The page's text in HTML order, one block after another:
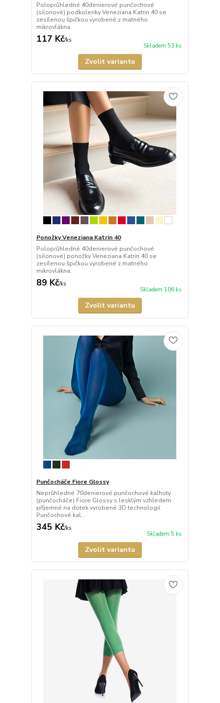
Poloprůhledné 40denierové punčochové
(silonové) podkolenky Veneziana Katrin 40 se
zesílenou špičkou vyrobené z matného
mikrovlákna.
117 Kč/ks
Skladem 53 ks
Zvolit variantu
Ponožky Veneziana Katrin 40
Poloprůhledné 40denierové punčochové
(silonové) ponožky Veneziana Katrin 40 se
zesílenou špičkou vyrobené z matného
mikrovlákna.
89 Kč/ks
Skladem 106 ks
Zvolit variantu
Punčocháče Fiore Glossy
Neprůhledné 70denierové punčochové kalhoty
(punčocháče) Fiore Glossy s lesklým vzhledem
příjemné na dotek vyrobené 3D technologií.
Punčochové kal...
345 Kč/ks
Skladem 5 ks
Zvolit variantu